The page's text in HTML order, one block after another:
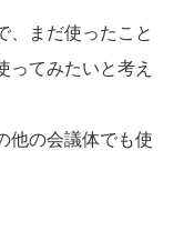
、まだ使ったこと
ってみたいと考え
他の会議体でも使